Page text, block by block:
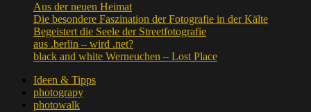
Aus der neuen Heimat
Die besondere Faszination der Fotografie in der Kälte
Begeistert die Seele der Streetfotografie
aus .berlin – wird .net?
black and white Werneuchen – Lost Place
Ideen & Tipps
photograpy
photowalk